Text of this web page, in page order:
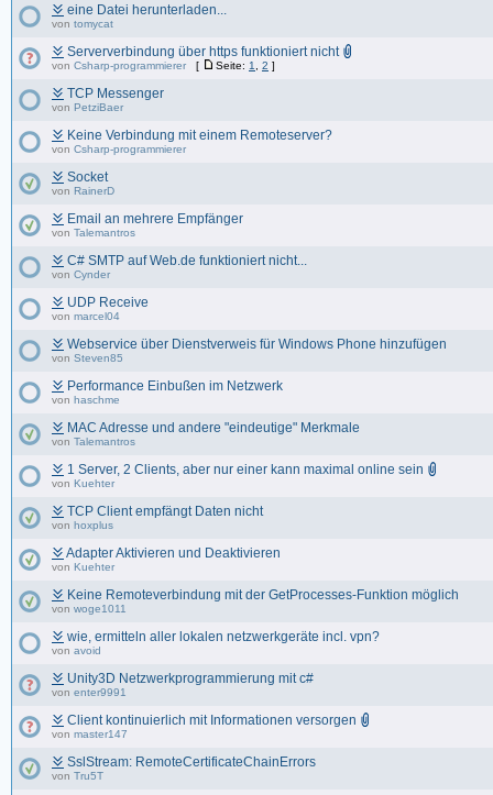
eine Datei herunterladen...
von tomycat
Serververbindung über https funktioniert nicht
von Csharp-programmierer [ Seite: 1 2 ]
TCP Messenger
von PetziBaer
Keine Verbindung mit einem Remoteserver?
von Csharp-programmierer
Socket
von RainerD
Email an mehrere Empfänger
von Talemantros
C# SMTP auf Web.de funktioniert nicht...
von Cynder
UDP Receive
von marcel04
Webservice über Dienstverweis für Windows Phone hinzufügen
von Steven85
Performance Einbußen im Netzwerk
von haschme
MAC Adresse und andere "eindeutige" Merkmale
von Talemantros
1 Server, 2 Clients, aber nur einer kann maximal online sein
von Kuehter
TCP Client empfängt Daten nicht
von hoxplus
Adapter Aktivieren und Deaktivieren
von Kuehter
Keine Remoteverbindung mit der GetProcesses-Funktion möglich
von woge1011
wie, ermitteln aller lokalen netzwerkgeräte incl. vpn?
von avoid
Unity3D Netzwerkprogrammierung mit c#
von enter9991
Client kontinuierlich mit Informationen versorgen
von master147
SslStream: RemoteCertificateChainErrors
von Tru5T